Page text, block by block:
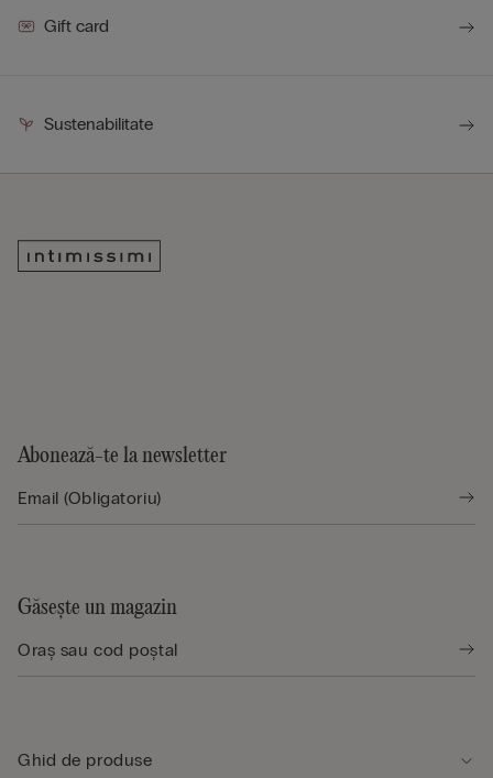
Gift card
Sustenabilitate
Abonează-te la newsletter
Găsește un magazin
Ghid de produse